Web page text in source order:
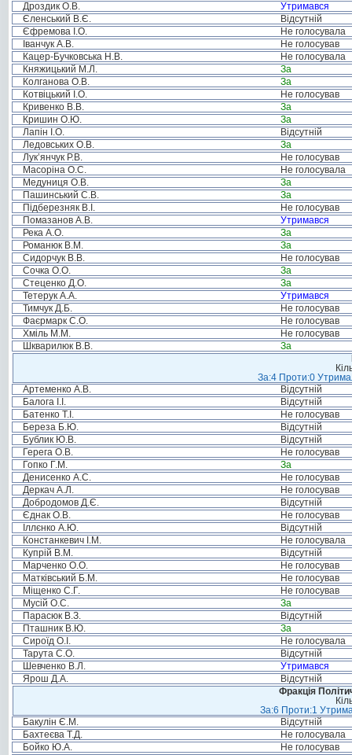
Дроздик О.В.
Утримався
Єленський В.Є.
Відсутній
Єфремова І.О.
Не голосувала
Іванчук А.В.
Не голосував
Кацер-Бучковська Н.В.
Не голосувала
Княжицький М.Л.
За
Колганова О.В.
За
Котвіцький І.О.
Не голосував
Кривенко В.В.
За
Кришин О.Ю.
За
Лапін І.О.
Відсутній
Ледовських О.В.
За
Лук’янчук Р.В.
Не голосував
Масоріна О.С.
Не голосувала
Медуниця О.В.
За
Пашинський С.В.
За
Підберезняк В.І.
Не голосував
Помазанов А.В.
Утримався
Река А.О.
За
Романюк В.М.
За
Сидорчук В.В.
Не голосував
Сочка О.О.
За
Стеценко Д.О.
За
Тетерук А.А.
Утримався
Тимчук Д.Б.
Не голосував
Фаєрмарк С.О.
Не голосував
Хміль М.М.
Не голосував
Шкварилюк В.В.
За
За:4 Проти:0
Артеменко А.В.
Відсутній
Балога І.І.
Відсутній
Батенко Т.І.
Не голосував
Береза Б.Ю.
Відсутній
Бублик Ю.В.
Відсутній
Герега О.В.
Не голосував
Гопко Г.М.
За
Денисенко А.С.
Не голосував
Деркач А.Л.
Не голосував
Добродомов Д.Є.
Відсутній
Єднак О.В.
Не голосував
Іллєнко А.Ю.
Відсутній
Констанкевич І.М.
Не голосувала
Купрій В.М.
Відсутній
Марченко О.О.
Не голосував
Матківський Б.М.
Не голосував
Міщенко С.Г.
Не голосував
Мусій О.С.
За
Парасюк В.З.
Відсутній
Пташник В.Ю.
За
Сироїд О.І.
Не голосувала
Тарута С.О.
Відсутній
Шевченко В.Л.
Утримався
Ярош Д.А.
Відсутній
Фракція
За:6 Проти:1
Бакулін Є.М.
Відсутній
Бахтеєва Т.Д.
Не голосувала
Бойко Ю.А.
Не голосував